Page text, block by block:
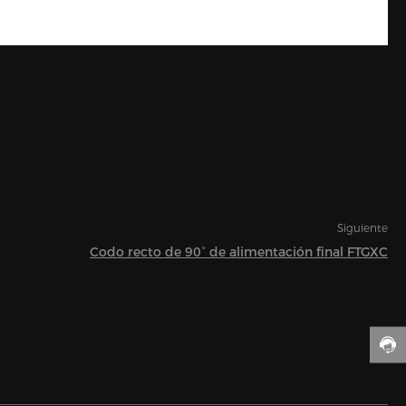
Siguiente
Codo recto de 90° de alimentación final FTGXC